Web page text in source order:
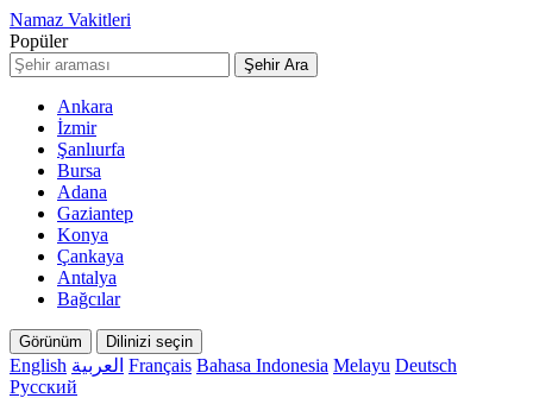
Namaz Vakitleri
Popüler
Şehir Ara
Ankara
İzmir
Şanlıurfa
Bursa
Adana
Gaziantep
Konya
Çankaya
Antalya
Bağcılar
Görünüm Dilinizi seçin
English العربية Français Bahasa Indonesia Melayu Deutsch
Русский